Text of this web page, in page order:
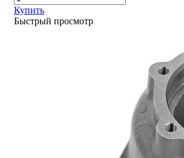
Купить
Быстрый просмотр